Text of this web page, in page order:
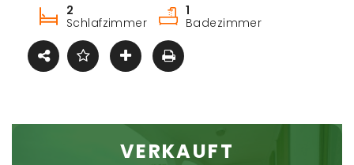
2
Schlafzimmer
1
Badezimmer
VERKAUFT